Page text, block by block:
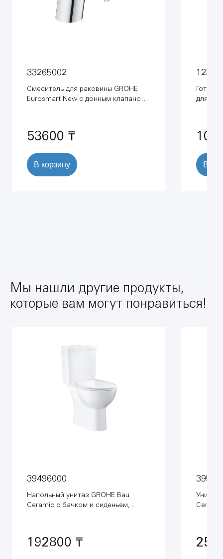
33265002
Смеситель для раковины GROHE
Eurosmart New с донным клапаном,
53600 ₸
В корзину
для
В
Мы нашли другие продукты,
которые вам могут понравиться!
39496000
Напольный унитаз GROHE Bau
Ceramic с бачком и сиденьем,
192800 ₸
Унитаз